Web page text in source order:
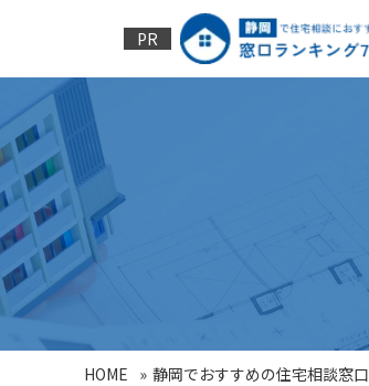
PR
HOME » 静岡でおすすめの住宅相談窓口